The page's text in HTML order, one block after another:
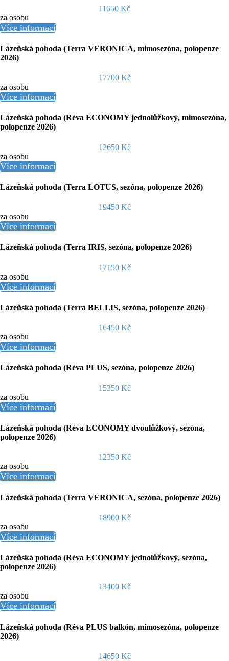
11650 Kč
za osobu
Více informací
Lázeňská pohoda (Terra VERONICA, mimosezóna, polopenze
2026)
17700 Kč
za osobu
Více informací
Lázeňská pohoda (Réva ECONOMY jednolůžkový, mimosezóna,
polopenze 2026)
12650 Kč
za osobu
Více informací
Lázeňská pohoda (Terra LOTUS, sezóna, polopenze 2026)
19450 Kč
za osobu
Více informací
Lázeňská pohoda (Terra IRIS, sezóna, polopenze 2026)
17150 Kč
za osobu
Více informací
Lázeňská pohoda (Terra BELLIS, sezóna, polopenze 2026)
16450 Kč
za osobu
Více informací
Lázeňská pohoda (Réva PLUS, sezóna, polopenze 2026)
15350 Kč
za osobu
Více informací
Lázeňská pohoda (Réva ECONOMY dvoulůžkový, sezóna,
polopenze 2026)
12350 Kč
za osobu
Více informací
Lázeňská pohoda (Terra VERONICA, sezóna, polopenze 2026)
18900 Kč
za osobu
Více informací
Lázeňská pohoda (Réva ECONOMY jednolůžkový, sezóna,
polopenze 2026)
13400 Kč
za osobu
Více informací
Lázeňská pohoda (Réva PLUS balkón, mimosezóna, polopenze
2026)
14650 Kč